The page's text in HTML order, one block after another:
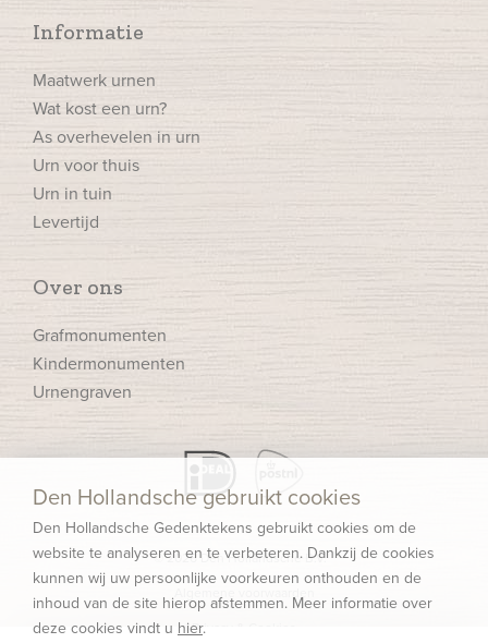
Informatie
Maatwerk urnen
Wat kost een urn?
As overhevelen in urn
Urn voor thuis
Urn in tuin
Levertijd
Over ons
Grafmonumenten
Kindermonumenten
Urnengraven
© 2026 Den Hollandsche B.V.
Algemene voorwaarden
Privacy & Cookies
Den Hollandsche gebruikt cookies
Den Hollandsche Gedenktekens gebruikt cookies om de
website te analyseren en te verbeteren. Dankzij de cookies
kunnen wij uw persoonlijke voorkeuren onthouden en de
inhoud van de site hierop afstemmen. Meer informatie over
deze cookies vindt u hier.